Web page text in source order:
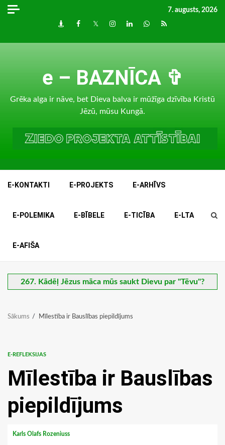
Skip
7. augusts, 2026
DraugiemFacebook
TwitterInstagram
LinkedInwhatsapp
RSS
e – BAZNĪCA ✞
Grēka alga ir nāve, bet Dieva balva ir mūžīga dzīvība Kristū
Jēzū, mūsu Kungā.
E-KONTAKTI E-PROJEKTS E-ARHĪVS
E-POLEMIKA E-BĪBELE E-TICĪBA E-LTA
E-AFIŠA
267. Kādēļ Jēzus māca mūs saukt Dievu par "Tēvu"?
Sākums Mīlestība ir Bauslības piepildījums
E-REFLEKSIJAS
Mīlestība ir Bauslības
piepildījums
Karls Olafs Rozeniuss